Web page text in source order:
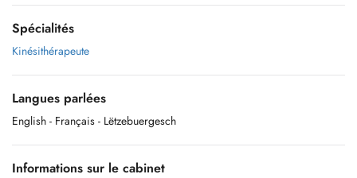
Spécialités
Kinésithérapeute
Langues parlées
English - Français - Lëtzebuergesch
Informations sur le cabinet